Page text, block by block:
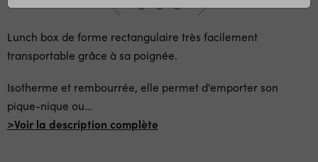
Lunch box de forme rectangulaire très facilement
transportable grâce à sa poignée.
Isotherme et rembourrée, elle permet d'emporter son
pique-nique ou…
>Voir la description complète